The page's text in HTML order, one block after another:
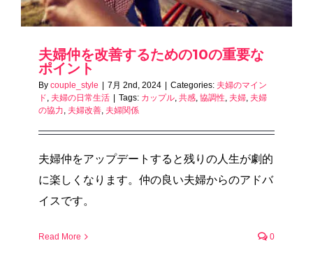
夫婦仲を改善するための10の重要な
ポイント
By couple_style | 7月 2nd, 2024 | Categories: 夫婦のマイン
ド 夫婦の日常生活 | Tags: カップル 共感 協調性 夫婦 夫婦
の協力 夫婦改善 夫婦関係
夫婦仲をアップデートすると残りの人生が劇的
に楽しくなります。仲の良い夫婦からのアドバ
イスです。
Read More 0